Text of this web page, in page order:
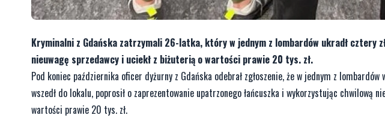
Kryminalni z Gdańska zatrzymali 26-latka, który w jednym z lombardów ukradł cztery
nieuwagę sprzedawcy i uciekł z biżuterią o wartości prawie 20 tys. zł.
Pod koniec października oficer dyżurny z Gdańska odebrał zgłoszenie, że w jednym z
wszedł do lokalu, poprosił o zaprezentowanie upatrzonego łańcuszka i wykorzystując chwilową
wartości prawie 20 tys. zł.